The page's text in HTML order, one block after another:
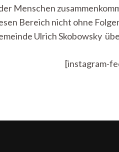
mich
gerne
als
unbelehrbaren
Gespräch
Menschen
Bereich nicht ohne
Ulrich Skobowsky
[instagram-